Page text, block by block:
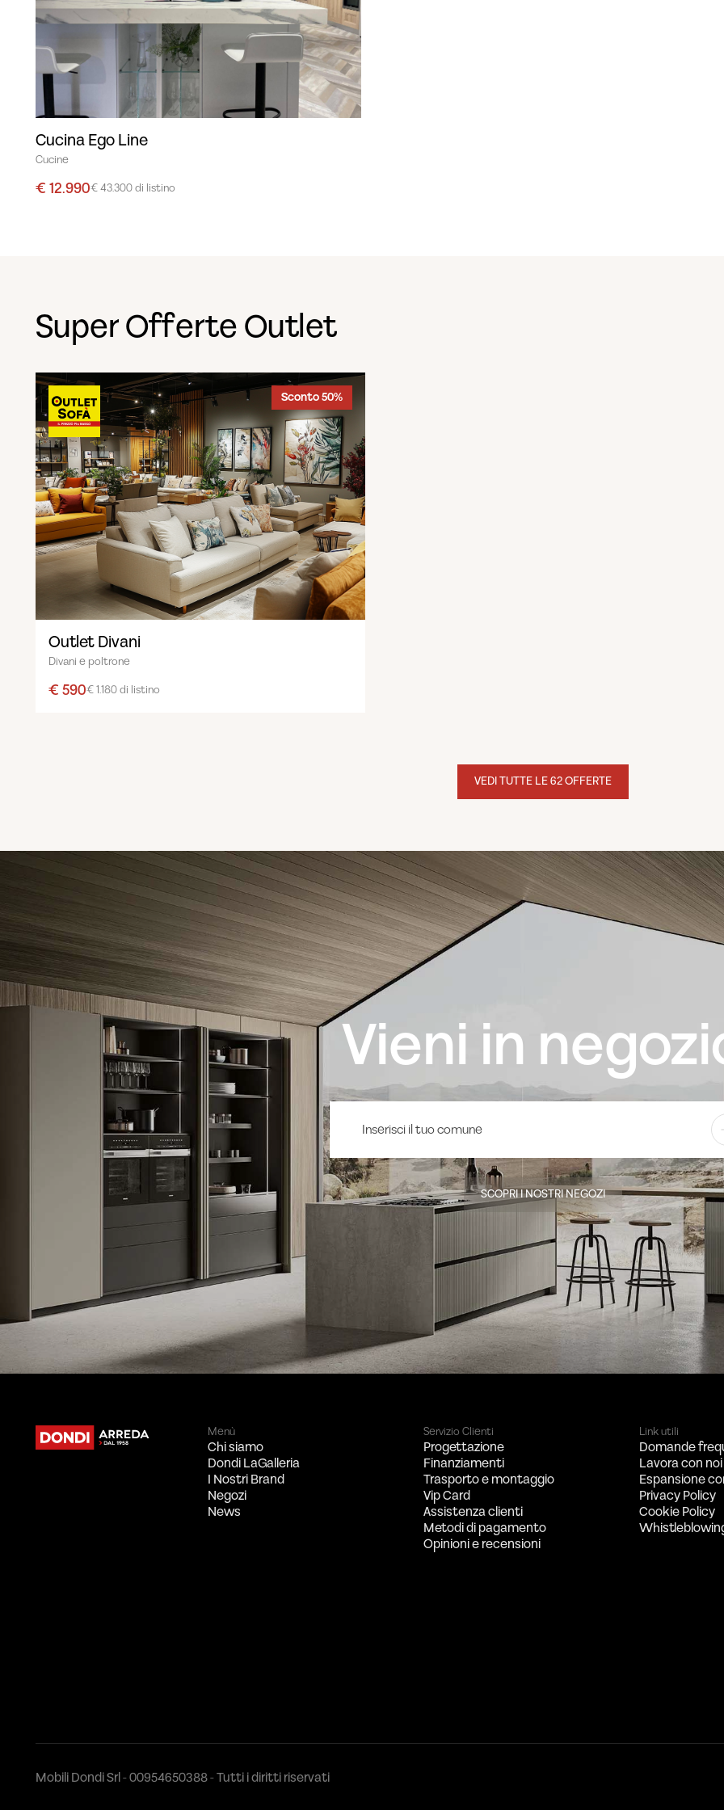
Cucina Ego Line
Cucine
€ 12.990€ 43.300 di listino
Super Offerte Outlet
Sconto 50%
Outlet Divani
Divani e poltrone
€ 590€ 1.180 di listino
VEDI TUTTE LE 62 OFFERTE
Vieni in
SCOPRI I NOSTRI NEGOZI
Menù
Chi siamo
Dondi LaGalleria
I Nostri Brand
Negozi
News
Servizio Clienti
Progettazione
Finanziamenti
Trasporto e montaggio
Vip Card
Assistenza clienti
Metodi di pagamento
Opinioni e recensioni
Link utili
Domande
Lavora con noi
Espansione
Privacy Policy
Cookie Policy
Mobili Dondi Srl - 00954650388 - Tutti i diritti riservati